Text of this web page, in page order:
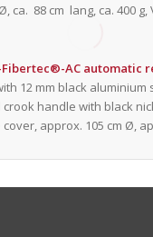
ca. 88 cm lang, ca. 400 g,
Fibertec®-AC automatic
12 mm black
handle with black
approx. 105 cm Ø,